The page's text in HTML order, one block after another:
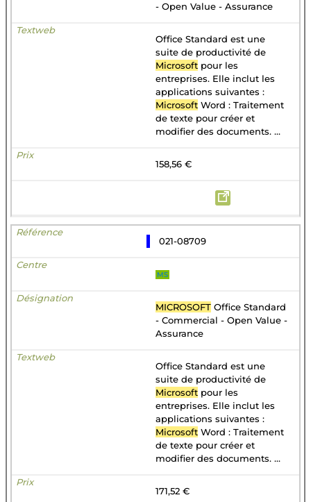
- Open Value - Assurance
Office Standard est une
suite de productivité de
Microsoft pour les
entreprises. Elle inclut les
applications suivantes :
Microsoft Word : Traitement
de texte pour créer et
modifier des documents. ...
158,56 €
021-08709
MS
MICROSOFT Office Standard
- Commercial - Open Value -
Assurance
Office Standard est une
suite de productivité de
Microsoft pour les
entreprises. Elle inclut les
applications suivantes :
Microsoft Word : Traitement
de texte pour créer et
modifier des documents. ...
171,52 €